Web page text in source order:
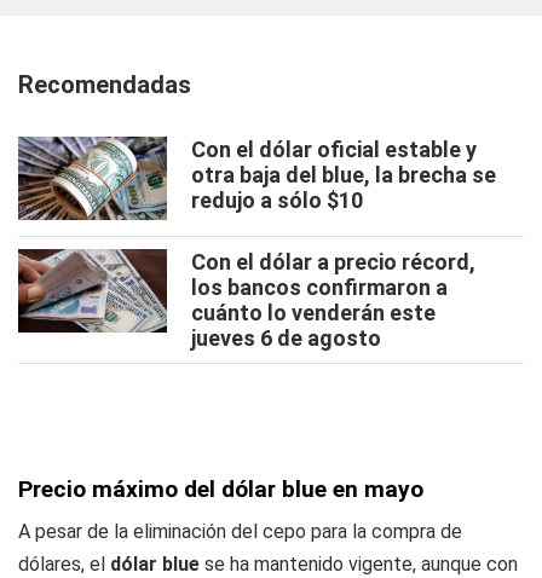
Recomendadas
Con el dólar oficial estable y
otra baja del blue, la brecha se
redujo a sólo $10
Con el dólar a precio récord,
los bancos confirmaron a
cuánto lo venderán este
jueves 6 de agosto
Precio máximo del dólar blue en mayo
A pesar de la eliminación del cepo para la compra de
dólares, el dólar blue se ha mantenido vigente, aunque con